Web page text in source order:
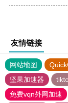
友情链接
网站地图
坚果加速器
免费vqn外网加速